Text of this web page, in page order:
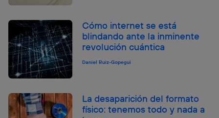
Cómo internet se está
blindando ante la inminente
revolución cuántica
Daniel Ruiz-Gopegui
La desaparición del formato
físico: tenemos todo y nada a